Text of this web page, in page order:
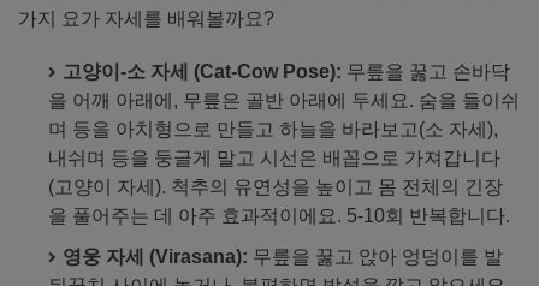
가지 요가 자세를 배워볼까요?
고양이-소 자세 (Cat-Cow Pose): 무릎을 꿇고 손바닥
을 어깨 아래에, 무릎은 골반 아래에 두세요. 숨을 들이쉬
며 등을 아치형으로 만들고 하늘을 바라보고(소 자세),
내쉬며 등을 둥글게 말고 시선은 배꼽으로 가져갑니다
(고양이 자세). 척추의 유연성을 높이고 몸 전체의 긴장
을 풀어주는 데 아주 효과적이에요. 5-10회 반복합니다.
영웅 자세 (Virasana): 무릎을 꿇고 앉아 엉덩이를 발